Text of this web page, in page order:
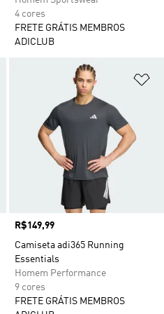
4 cores
FRETE GRÁTIS MEMBROS
ADICLUB
Adicionar à Lista de Desejos
Preço
R$149,99
Camiseta adi365 Running
Essentials
Homem Performance
9 cores
FRETE GRÁTIS MEMBROS